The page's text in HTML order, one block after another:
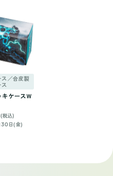
ス／合皮製
ス
キケースＷ
(税込)
日(金)